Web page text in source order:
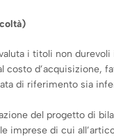
i titoli non
d’acquisizione,
di riferimento sia
del progetto di
di cui